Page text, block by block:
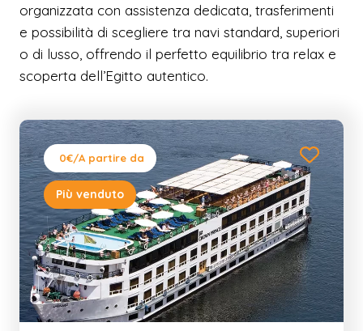
organizzata con assistenza dedicata, trasferimenti
e possibilità di scegliere tra navi standard, superiori
o di lusso, offrendo il perfetto equilibrio tra relax e
scoperta dell’Egitto autentico.
0€/A partire da
Più venduto